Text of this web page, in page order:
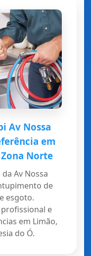
Av Nossa
em
Norte
Av Nossa
de
esgoto.
e
em Limão,
do Ó.